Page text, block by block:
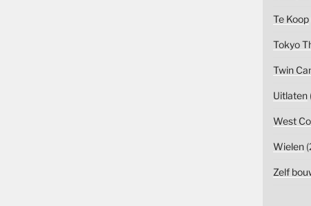
Te Koop
Tokyo
Twin
Uitlaten
West
Wielen
Zelf